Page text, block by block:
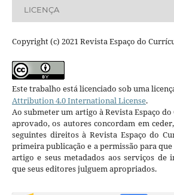
LICENÇA
Copyright (c) 2021 Revista Espaço do
Este trabalho está licenciado sob uma
Attribution 4.0 International License.
Ao submeter um artigo à Revista Espaço
aprovado, os autores concordam em
seguintes direitos à Revista Espaço do
primeira publicação e a permissão para que
artigo e seus metadados aos serviços de
que seus editores julguem apropriados.